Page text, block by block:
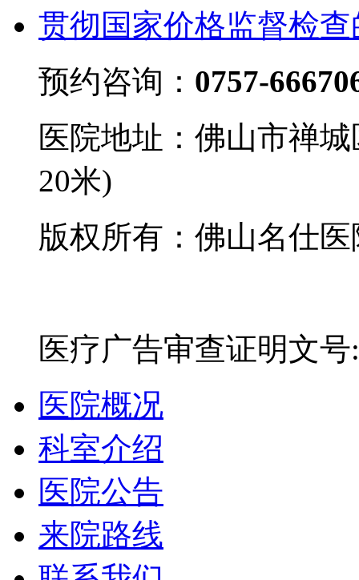
贯彻国家价格监督检
预约咨询： 0757-
医院地址：佛山市禅
20米)
版权所有：佛山名仕
医疗广告审查证明文
医院概况
科室介绍
医院公告
来院路线